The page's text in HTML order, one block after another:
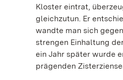
Kloster eintrat,
gleichzutun. Er
wandte man sich
strengen Einhaltung
ein Jahr später wurde
prägenden